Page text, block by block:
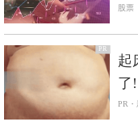
勢
股票
PR
起
了
PR